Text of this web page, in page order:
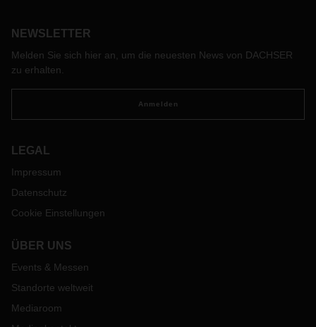
NEWSLETTER
Melden Sie sich hier an, um die neuesten News von DACHSER
zu erhalten.
Anmelden
LEGAL
Impressum
Datenschutz
Cookie Einstellungen
ÜBER UNS
Events & Messen
Standorte weltweit
Mediaroom